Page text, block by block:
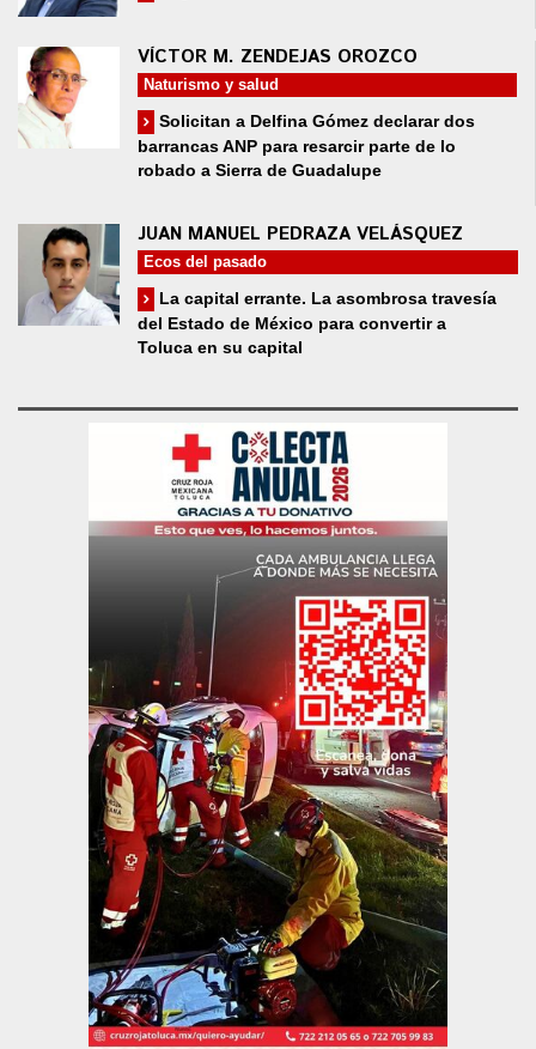
VÍCTOR M. ZENDEJAS OROZCO
Naturismo y salud
Solicitan a Delfina Gómez declarar dos
barrancas ANP para resarcir parte de lo
robado a Sierra de Guadalupe
JUAN MANUEL PEDRAZA VELÁSQUEZ
Ecos del pasado
La capital errante. La asombrosa travesía
del Estado de México para convertir a
Toluca en su capital